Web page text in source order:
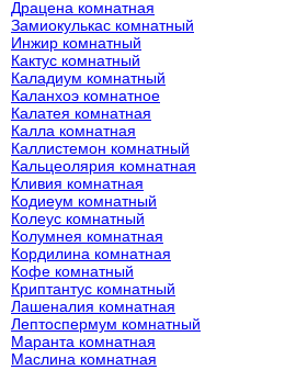
Драцена комнатная
Замиокулькас комнатный
Инжир комнатный
Кактус комнатный
Каладиум комнатный
Каланхоэ комнатное
Калатея комнатная
Калла комнатная
Каллистемон комнатный
Кальцеолярия комнатная
Кливия комнатная
Кодиеум комнатный
Колеус комнатный
Колумнея комнатная
Кордилина комнатная
Кофе комнатный
Криптантус комнатный
Лашеналия комнатная
Лептоспермум комнатный
Маранта комнатная
Маслина комнатная